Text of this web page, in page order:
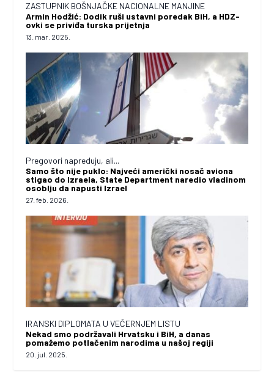
ZASTUPNIK BOŠNJAČKE NACIONALNE MANJINE
Armin Hodžić: Dodik ruši ustavni poredak BiH, a HDZ-
ovki se priviđa turska prijetnja
13. mar. 2025.
Pregovori napreduju, ali...
Samo što nije puklo: Najveći američki nosač aviona
stigao do Izraela, State Department naredio vladinom
osoblju da napusti Izrael
27. feb. 2026.
IRANSKI DIPLOMATA U VEČERNJEM LISTU
Nekad smo podržavali Hrvatsku i BiH, a danas
pomažemo potlačenim narodima u našoj regiji
20. jul. 2025.